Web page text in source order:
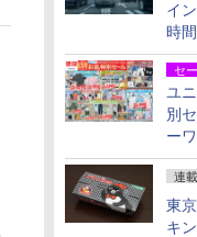
イ
時
「
セ
ユ
別
ー
水
連載
東
キ